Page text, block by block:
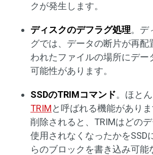
クが発生します。
ディスクのデフラグ処理。デ
グでは、データの断片が再配
われたファイルの場所にデー
可能性があります。
SSDのTRIMコマンド。ほと
TRIMと呼ばれる機能があり
削除されると、TRIMはどの
使用されなくなったかをSSD
らのブロックを書き込み可能